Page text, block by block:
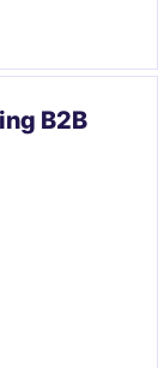
で一貫して
B2B